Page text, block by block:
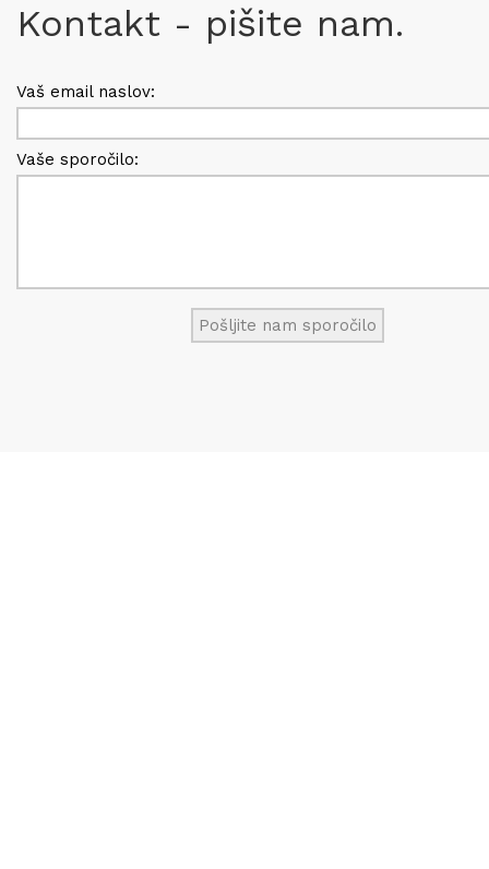
Kontakt - pišite nam.
Vaš email naslov:
Vaše sporočilo: